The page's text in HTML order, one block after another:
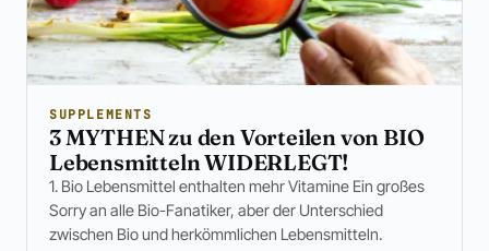
SUPPLEMENTS
3 MYTHEN zu den Vorteilen von BIO
Lebensmitteln WIDERLEGT!
1. Bio Lebensmittel enthalten mehr Vitamine Ein großes
Sorry an alle Bio-Fanatiker, aber der Unterschied
zwischen Bio und herkömmlichen Lebensmitteln.